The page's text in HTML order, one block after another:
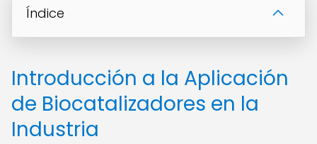
Índice
Introducción a la Aplicación
de Biocatalizadores en la
Industria